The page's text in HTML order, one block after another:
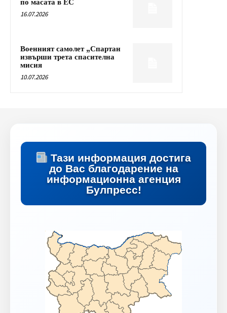
по масата в ЕС
16.07.2026
Военният самолет „Спартан
извърши трета спасителна
мисия
10.07.2026
Тази информация достига
до Вас благодарение на
информационна агенция
Булпресс!